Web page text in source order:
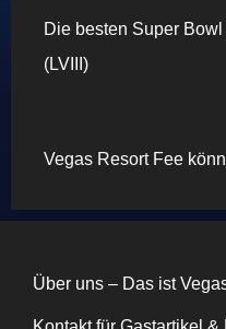
Die besten Super
(LVIII)
Vegas Resort Fee
Über uns – Das ist